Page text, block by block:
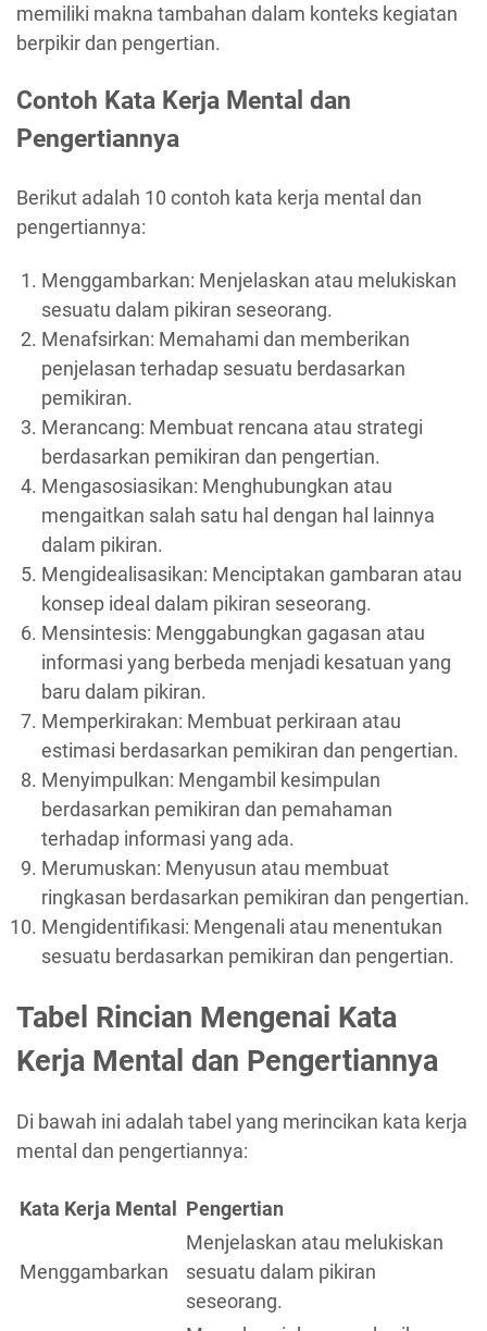
memiliki makna tambahan dalam konteks kegiatan
berpikir dan pengertian.
Contoh Kata Kerja Mental dan
Pengertiannya
Berikut adalah 10 contoh kata kerja mental dan
pengertiannya:
Menggambarkan: Menjelaskan atau melukiskan
sesuatu dalam pikiran seseorang.
Menafsirkan: Memahami dan memberikan
penjelasan terhadap sesuatu berdasarkan
pemikiran.
Merancang: Membuat rencana atau strategi
berdasarkan pemikiran dan pengertian.
Mengasosiasikan: Menghubungkan atau
mengaitkan salah satu hal dengan hal lainnya
dalam pikiran.
Mengidealisasikan: Menciptakan gambaran atau
konsep ideal dalam pikiran seseorang.
Mensintesis: Menggabungkan gagasan atau
informasi yang berbeda menjadi kesatuan yang
baru dalam pikiran.
Memperkirakan: Membuat perkiraan atau
estimasi berdasarkan pemikiran dan pengertian.
Menyimpulkan: Mengambil kesimpulan
berdasarkan pemikiran dan pemahaman
terhadap informasi yang ada.
Merumuskan: Menyusun atau membuat
ringkasan berdasarkan pemikiran dan pengertian.
Mengidentifikasi: Mengenali atau menentukan
sesuatu berdasarkan pemikiran dan pengertian.
Tabel Rincian Mengenai Kata
Kerja Mental dan Pengertiannya
Di bawah ini adalah tabel yang merincikan kata kerja
mental dan pengertiannya:
Kata Kerja Mental Pengertian
Menggambarkan
Menjelaskan atau melukiskan
sesuatu dalam pikiran
seseorang.